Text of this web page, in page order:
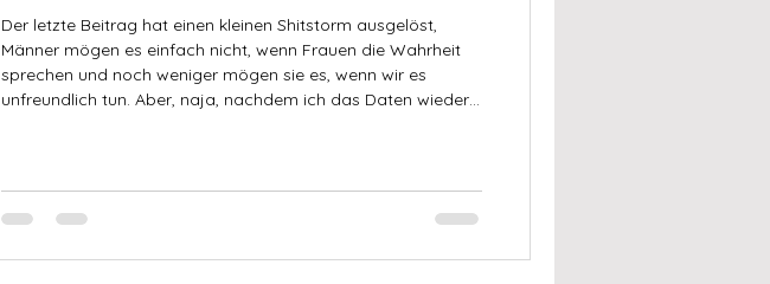
Der letzte Beitrag hat einen kleinen Shitstorm ausgelöst,
Männer mögen es einfach nicht, wenn Frauen die Wahrheit
sprechen und noch weniger mögen sie es, wenn wir es
unfreundlich tun. Aber, naja, nachdem ich das Daten wieder
seit jeher habe ich immer gesagt, dass ich dort einmal mit
meiner großen L